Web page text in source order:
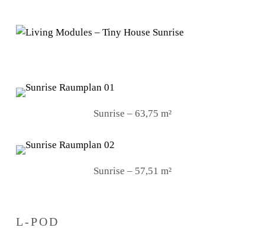
Sunrise – 63,75 m²
Sunrise – 57,51 m²
L-POD